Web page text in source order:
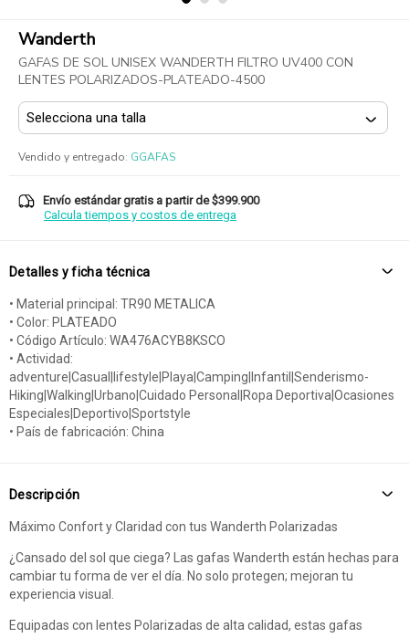
Wanderth
GAFAS DE SOL UNISEX WANDERTH FILTRO UV400 CON
LENTES POLARIZADOS-PLATEADO-4500
Vendido y entregado: GGAFAS
Envío estándar gratis a partir de $399.900
Calcula tiempos y costos de entrega
Detalles y ficha técnica
• Material principal: TR90 METALICA
• Color: PLATEADO
• Código Artículo: WA476ACYB8KSCO
• Actividad:
adventure|Casual|lifestyle|Playa|Camping|Infantil|Senderismo-
Hiking|Walking|Urbano|Cuidado Personal|Ropa Deportiva|Ocasiones
Especiales|Deportivo|Sportstyle
• País de fabricación: China
Descripción
Máximo Confort y Claridad con tus Wanderth Polarizadas
¿Cansado del sol que ciega? Las gafas Wanderth están hechas para
cambiar tu forma de ver el día. No solo protegen; mejoran tu
experiencia visual.
Equipadas con lentes Polarizadas de alta calidad, estas gafas